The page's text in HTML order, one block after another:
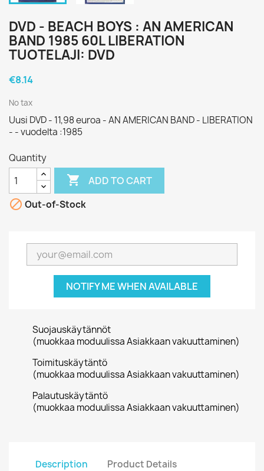
DVD - BEACH BOYS : AN AMERICAN
BAND 1985 60L LIBERATION
TUOTELAJI: DVD
€8.14
No tax
Uusi DVD - 11,98 euroa - AN AMERICAN BAND - LIBERATION
- - vuodelta :1985
Quantity
 ADD TO CART
 Out-of-Stock
NOTIFY ME WHEN AVAILABLE
Suojauskäytännöt
(muokkaa moduulissa Asiakkaan vakuuttaminen)
Toimituskäytäntö
(muokkaa moduulissa Asiakkaan vakuuttaminen)
Palautuskäytäntö
(muokkaa moduulissa Asiakkaan vakuuttaminen)
Description Product Details